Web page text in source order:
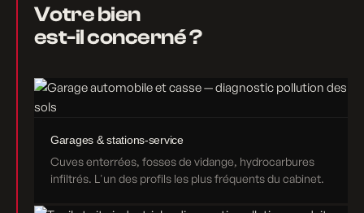
Votre bien
est-il concerné ?
Garages & stations-service
Cuves enterrées, fosses de vidange, hydrocarbures
infiltrés. L'un des profils les plus fréquents du cabinet.